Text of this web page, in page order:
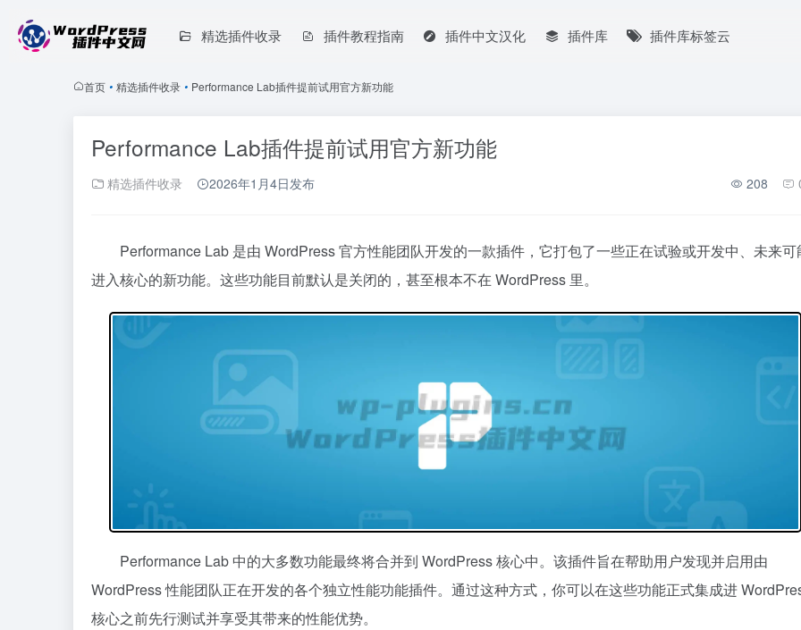
精选插件收录 插件教程指南 插件中文汉化 插件库 插件库标签云
首页 • 精选插件收录 • Performance Lab插件提前试用官方新功能
Performance Lab插件提前试用官方新功能
精选插件收录 2026年1月4日发布 208
Performance Lab 是由 WordPress 官方性能团队开发的一款插件，它打包了一些正在试验或开发中、未来可
进入核心的新功能。这些功能目前默认是关闭的，甚至根本不在 WordPress 里。
Performance Lab 中的大多数功能最终将合并到 WordPress 核心中。该插件旨在帮助用户发现并启用由
WordPress 性能团队正在开发的各个独立性能功能插件。通过这种方式，你可以在这些功能正式集成进
核心之前先行测试并享受其带来的性能优势。